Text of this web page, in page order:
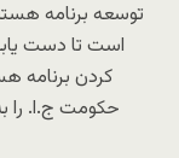
توسعه برنامه
است تا دست
کردن برنامه
حکومت ج.ا. را